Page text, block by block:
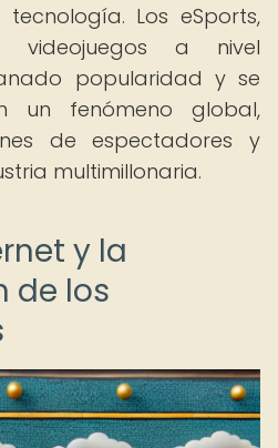
Los eSports,
videojuegos a nivel
popularidad y se
un fenómeno global,
de espectadores y
multimillonaria.
y la
de los